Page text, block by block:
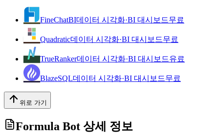
FineChatBI데이터 시각화·BI 대시보드무료
Quadratic데이터 시각화·BI 대시보드무료
TrueRanker데이터 시각화·BI 대시보드유료
BlazeSQL데이터 시각화·BI 대시보드무료
위로 가기
Formula Bot 상세 정보